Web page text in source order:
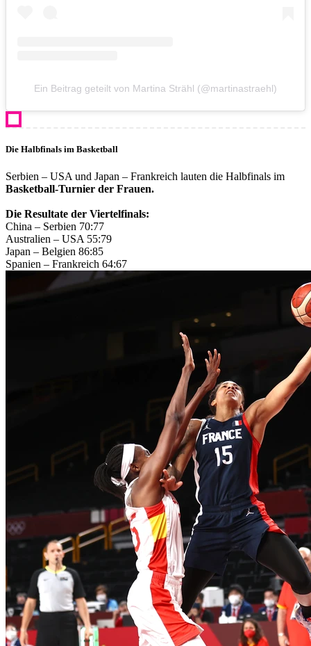
Ein Beitrag geteilt von Martina Strähl (@martinastraehl)
Die Halbfinals im Basketball
Serbien – USA und Japan – Frankreich lauten die Halbfinals im
Basketball-Turnier der Frauen.
Die Resultate der Viertelfinals:
China – Serbien 70:77
Australien – USA 55:79
Japan – Belgien 86:85
Spanien – Frankreich 64:67